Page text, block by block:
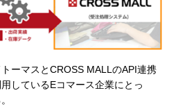
ーマスとCROSS MALLのAPI連携
しているEコマース企業にとっ